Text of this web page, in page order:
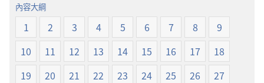
新
界
譯
內容大綱
1 2 3 4 5 6 7 8
9
10
11 12 13 14 15 16 17
18
19
20 21 22 23 24 25 26
27